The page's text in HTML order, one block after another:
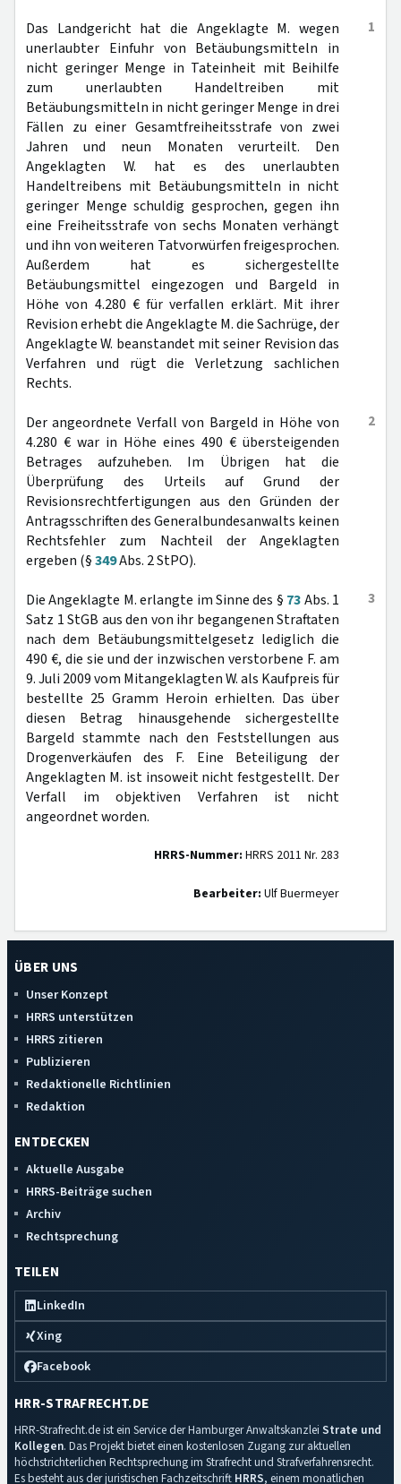
1
Das Landgericht hat die Angeklagte M. wegen
unerlaubter Einfuhr von Betäubungsmitteln in
nicht geringer Menge in Tateinheit mit Beihilfe
zum unerlaubten Handeltreiben mit
Betäubungsmitteln in nicht geringer Menge in drei
Fällen zu einer Gesamtfreiheitsstrafe von zwei
Jahren und neun Monaten verurteilt. Den
Angeklagten W. hat es des unerlaubten
Handeltreibens mit Betäubungsmitteln in nicht
geringer Menge schuldig gesprochen, gegen ihn
eine Freiheitsstrafe von sechs Monaten verhängt
und ihn von weiteren Tatvorwürfen freigesprochen.
Außerdem hat es sichergestellte
Betäubungsmittel eingezogen und Bargeld in
Höhe von 4.280 € für verfallen erklärt. Mit ihrer
Revision erhebt die Angeklagte M. die Sachrüge, der
Angeklagte W. beanstandet mit seiner Revision das
Verfahren und rügt die Verletzung sachlichen
Rechts.
2
Der angeordnete Verfall von Bargeld in Höhe von
4.280 € war in Höhe eines 490 € übersteigenden
Betrages aufzuheben. Im Übrigen hat die
Überprüfung des Urteils auf Grund der
Revisionsrechtfertigungen aus den Gründen der
Antragsschriften des Generalbundesanwalts keinen
Rechtsfehler zum Nachteil der Angeklagten
ergeben (§349Abs. 2 StPO).
3
Die Angeklagte M. erlangte im Sinne des § 73Abs. 1
Satz 1 StGB aus den von ihr begangenen Straftaten
nach dem Betäubungsmittelgesetz lediglich die
490 €, die sie und der inzwischen verstorbene F. am
9. Juli 2009 vom Mitangeklagten W. als Kaufpreis für
bestellte 25 Gramm Heroin erhielten. Das über
diesen Betrag hinausgehende sichergestellte
Bargeld stammte nach den Feststellungen aus
Drogenverkäufen des F. Eine Beteiligung der
Angeklagten M. ist insoweit nicht festgestellt. Der
Verfall im objektiven Verfahren ist nicht
angeordnet worden.
HRRS-Nummer: HRRS 2011 Nr. 283
Bearbeiter: Ulf Buermeyer
ÜBER UNS
Unser Konzept
HRRS unterstützen
HRRS zitieren
Publizieren
Redaktionelle Richtlinien
Redaktion
ENTDECKEN
Aktuelle Ausgabe
HRRS-Beiträge suchen
Archiv
Rechtsprechung
TEILEN
LinkedIn
Xing
Facebook
HRR-STRAFRECHT.DE
HRR-Strafrecht.de ist ein Service der Hamburger Anwaltskanzlei Strate und
Kollegen. Das Projekt bietet einen kostenlosen Zugang zur aktuellen
höchstrichterlichen Rechtsprechung im Strafrecht und Strafverfahrensrecht.
Es besteht aus der juristischen Fachzeitschrift HRRS, einem monatlichen